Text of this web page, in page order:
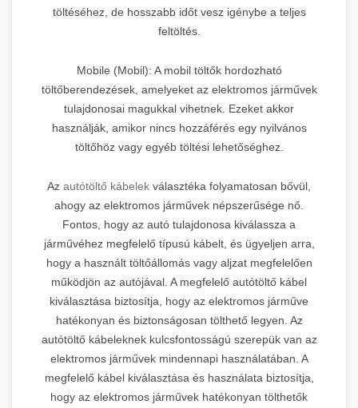
töltéséhez, de hosszabb időt vesz igénybe a teljes
feltöltés.
Mobile (Mobil): A mobil töltők hordozható
töltőberendezések, amelyeket az elektromos járművek
tulajdonosai magukkal vihetnek. Ezeket akkor
használják, amikor nincs hozzáférés egy nyilvános
töltőhöz vagy egyéb töltési lehetőséghez.
Az autótöltő kábelek választéka folyamatosan bővül,
ahogy az elektromos járművek népszerűsége nő.
Fontos, hogy az autó tulajdonosa kiválassza a
járművéhez megfelelő típusú kábelt, és ügyeljen arra,
hogy a használt töltőállomás vagy aljzat megfelelően
működjön az autójával. A megfelelő autótöltő kábel
kiválasztása biztosítja, hogy az elektromos járműve
hatékonyan és biztonságosan tölthető legyen. Az
autótöltő kábeleknek kulcsfontosságú szerepük van az
elektromos járművek mindennapi használatában. A
megfelelő kábel kiválasztása és használata biztosítja,
hogy az elektromos járművek hatékonyan tölthetők